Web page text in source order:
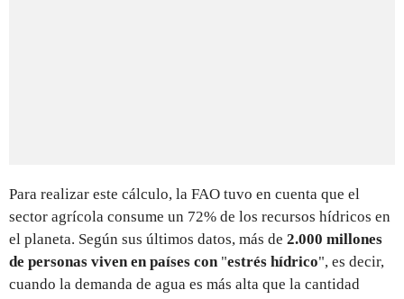
Para realizar este cálculo, la FAO tuvo en cuenta que el
sector agrícola consume un 72% de los recursos hídricos en
el planeta. Según sus últimos datos, más de 2.000 millones
de personas viven en países con "estrés hídrico", es decir,
cuando la demanda de agua es más alta que la cantidad